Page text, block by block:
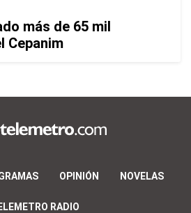
más de 65 mil
Cepanim
OPINIÓN NOVELAS
RADIO